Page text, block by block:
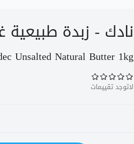
نادك - زبدة طبيعية
Unsalted Natural Butter 1kg
لاتوجد تقييمات